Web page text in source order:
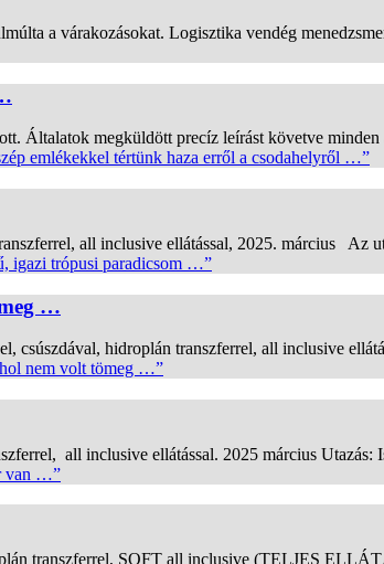
a várakozásokat. Logisztika vendég
Általatok megküldött precíz leírást követve
emlékekkel tértünk haza erről a csodahelyről …”
all inclusive ellátással, 2025. március Az
igazi trópusi paradicsom …”
…
hidroplán transzferrel, all inclusive
nem volt tömeg …”
all inclusive ellátással. 2025 március
van …”
transzferrel, SOFT all inclusive (TELJES